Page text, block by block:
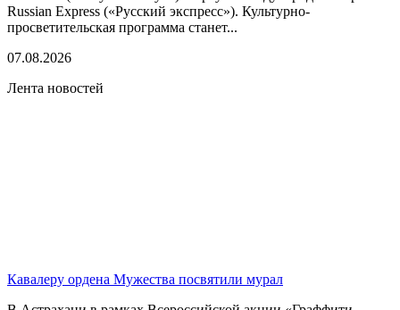
Russian Express («Русский экспресс»). Культурно-
просветительская программа станет...
07.08.2026
Лента новостей
Кавалеру ордена Мужества посвятили мурал